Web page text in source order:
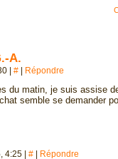
A.
| # | Répondre
du matin, je suis assise
semble se demander
4:25 | # | Répondre